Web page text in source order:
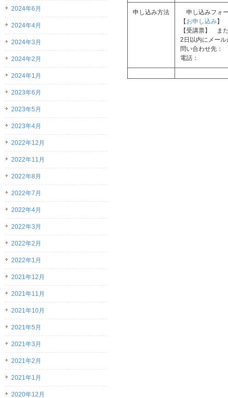
申し込み方法
申し込みフォ
【 お申し込み】
【受講票】 ま
2日以内にメー
問い合わせ先
電話：
2024年6月
2024年4月
2024年3月
2024年2月
2024年1月
2023年6月
2023年5月
2023年4月
2022年12月
2022年11月
2022年8月
2022年7月
2022年4月
2022年3月
2022年2月
2022年1月
2021年12月
2021年11月
2021年10月
2021年5月
2021年3月
2021年2月
2021年1月
2020年12月